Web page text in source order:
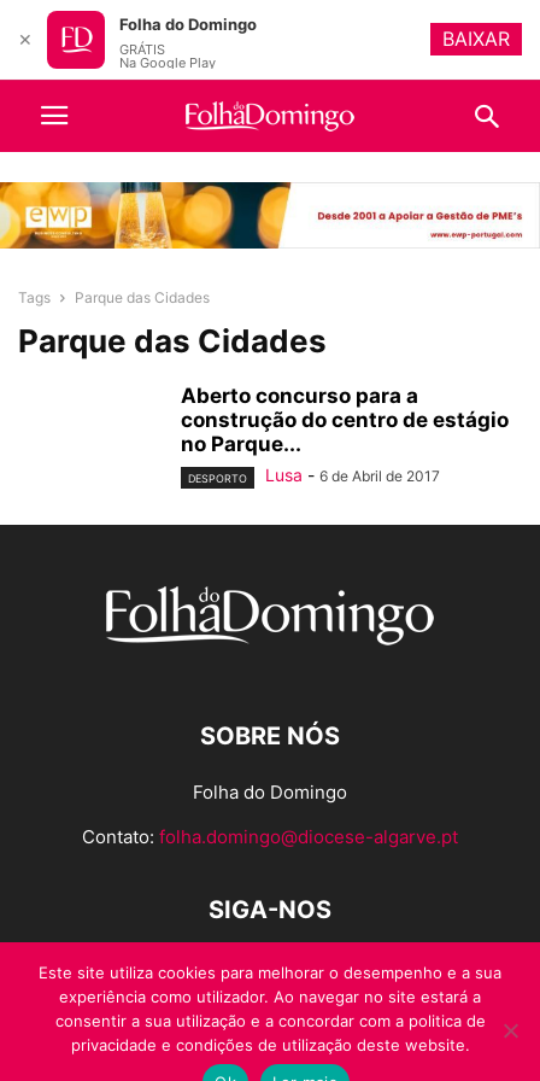
Tags Parque das Cidades
Parque das Cidades
Aberto concurso para a
construção do centro de estágio
no Parque...
DESPORTO Lusa - 6 de Abril de 2017
SOBRE NÓS
Folha do Domingo
Contato: folha.domingo@diocese-algarve.pt
SIGA-NOS
Este site utiliza cookies para melhorar o desempenho e a sua
experiência como utilizador. Ao navegar no site estará a
consentir a sua utilização e a concordar com a politica de
privacidade e condições de utilização deste website.
✕
Folha do Domingo
GRÁTIS
Na Google Play
BAIXAR